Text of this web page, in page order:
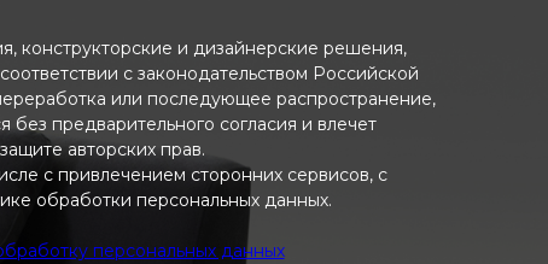
конструкторские и дизайнерские решения,
с законодательством Российской
или последующее распространение,
предварительного согласия и влечет
авторских прав.
с привлечением сторонних сервисов, с
обработки персональных данных.
персональных данных